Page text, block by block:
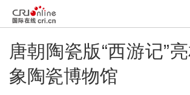
唐朝陶瓷版“西游记”
象陶瓷博物馆